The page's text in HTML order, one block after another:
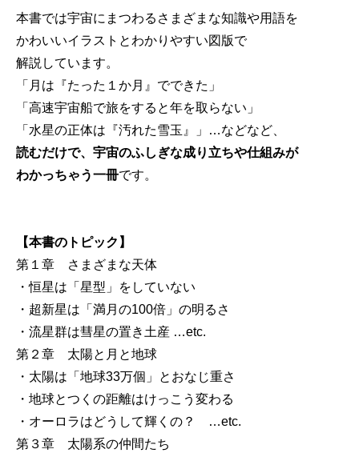
本書では宇宙にまつわるさまざまな知識や用語を
かわいいイラストとわかりやすい図版で
解説しています。
「月は『たった１か月』でできた」
「高速宇宙船で旅をすると年を取らない」
「水星の正体は『汚れた雪玉』」…などなど、
読むだけで、宇宙のふしぎな成り立ちや仕組みが
わかっちゃう一冊です。
【本書のトピック】
第１章 さまざまな天体
・恒星は「星型」をしていない
・超新星は「満月の100倍」の明るさ
・流星群は彗星の置き土産 …etc.
第２章 太陽と月と地球
・太陽は「地球33万個」とおなじ重さ
・地球とつくの距離はけっこう変わる
・オーロラはどうして輝くの？ …etc.
第３章 太陽系の仲間たち